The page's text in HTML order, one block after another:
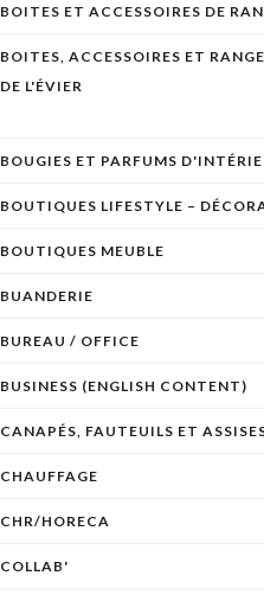
BOITES ET ACCESSOIRES DE
BOITES, ACCESSOIRES ET
DE L'ÉVIER
BOUGIES ET PARFUMS
BOUTIQUES LIFESTYLE –
BOUTIQUES MEUBLE
BUANDERIE
BUREAU / OFFICE
BUSINESS (ENGLISH CONTENT)
CANAPÉS, FAUTEUILS ET
CHAUFFAGE
CHR/HORECA
COLLAB'